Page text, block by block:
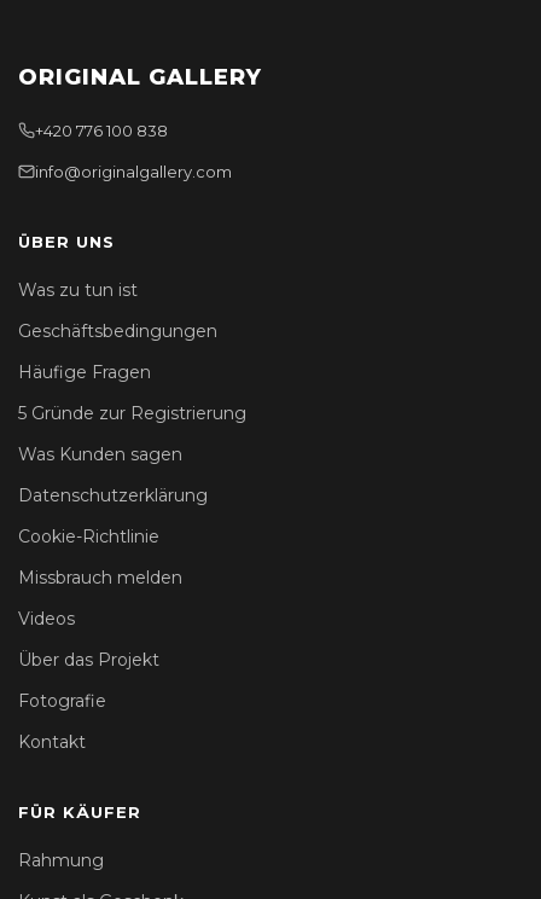
ORIGINAL GALLERY
+420 776 100 838
info@originalgallery.com
ÜBER UNS
Was zu tun ist
Geschäftsbedingungen
Häufige Fragen
5 Gründe zur Registrierung
Was Kunden sagen
Datenschutzerklärung
Cookie-Richtlinie
Missbrauch melden
Videos
Über das Projekt
Fotografie
Kontakt
FÜR KÄUFER
Rahmung